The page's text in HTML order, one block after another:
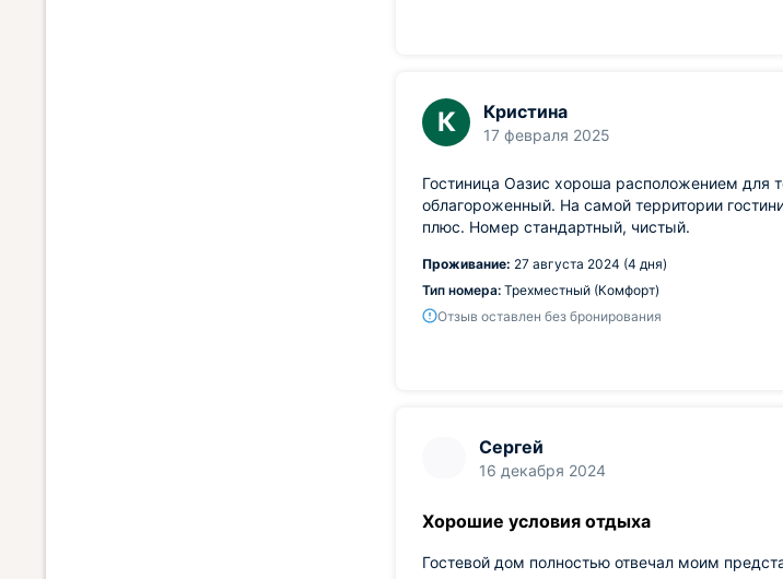
К Кристина
17 февраля 2025
Гостиница Оазис хороша расположением для
облагороженный. На самой территории
плюс. Номер стандартный, чистый.
Проживание: 27 августа 2024 (4 дня)
Тип номера: Трехместный (Комфорт)
Отзыв оставлен без бронирования
Сергей
16 декабря 2024
Хорошие условия отдыха
Гостевой дом полностью отвечал моим